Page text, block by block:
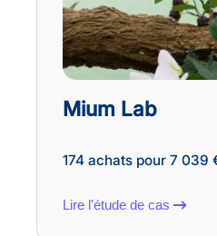
Mium Lab
174 achats pour 7 039
Lire l'étude de cas